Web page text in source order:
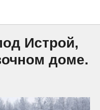
Истрой,
доме.